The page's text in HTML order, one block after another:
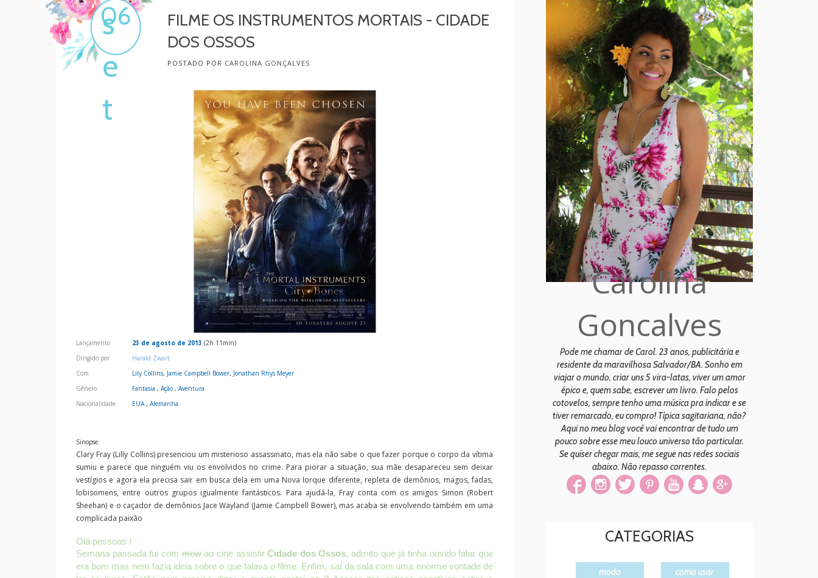
06
s
e
t
FILME OS INSTRUMENTOS MORTAIS - CIDADE
DOS OSSOS
POSTADO POR CAROLINA GONÇALVES
Lançamento 23 de agosto de 2013 (2h 11min)
Dirigido por
Harald Zwart
Com
Lily Collins, Jamie Campbell Bower, Jonathan Rhys Meyer
Gênero
Fantasia , Ação , Aventura
Nacionalidade
EUA, Alemanha
Sinopse:
Clary Fray (Lilly Collins) presenciou um misterioso assassinato, mas ela não sabe o que fazer porque o corpo da vítima
sumiu e parece que ninguém viu os envolvidos no crime. Para piorar a situação, sua mãe desapareceu sem deixar
vestígios e agora ela precisa sair em busca dela em uma Nova Iorque diferente, repleta de demônios, magos, fadas,
lobisomens, entre outros grupos igualmente fantásticos. Para ajudá-la, Fray conta com os amigos Simon (Robert
Sheehan) e o caçador de demônios Jace Wayland (Jamie Campbell Bower), mas acaba se envolvendo também em uma
complicada paixão
Olá pessoas !
Semana passada fui commowao cine assistirCidade dos Ossos, admito que já tinha ouvido falar que
era bom mas nem fazia ideia sobre o que falava o filme. Enfim, saí da sala com uma enorme vontade de
Carolina
Goncalves
Pode me chamar de Carol. 23 anos, publicitária e
residente da maravilhosa Salvador/BA. Sonho em
viajar o mundo, criar uns 5 vira-latas, viver um amor
épico e, quem sabe, escrever um livro. Falo pelos
cotovelos, sempre tenho uma música pra indicar e se
tiver remarcado, eu compro! Típica sagitariana, não?
Aqui no meu blog você vai encontrar de tudo um
pouco sobre esse meu louco universo tão particular.
Se quiser chegar mais, me segue nas redes sociais
abaixo. Não repasso correntes.
CATEGORIAS
moda
como usar